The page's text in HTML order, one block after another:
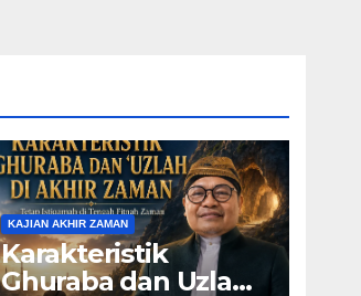
KAJIAN AKHIR ZAMAN
Karakteristik
Ghuraba dan Uzlah